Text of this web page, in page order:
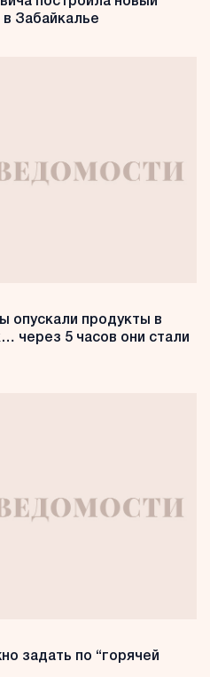
Забайкалье
опускали продукты в
через 5 часов они стали
задать по “горячей